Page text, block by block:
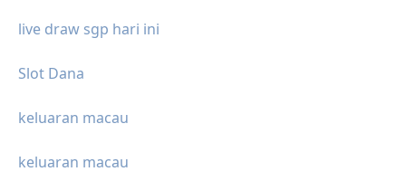
live draw sgp hari ini
Slot Dana
keluaran macau
keluaran macau